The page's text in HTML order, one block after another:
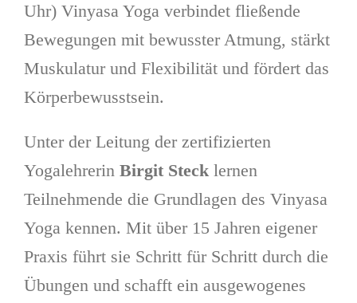
Uhr) Vinyasa Yoga verbindet fließende
Bewegungen mit bewusster Atmung, stärkt
Muskulatur und Flexibilität und fördert das
Körperbewusstsein.
Unter der Leitung der zertifizierten
Yogalehrerin Birgit Stecklernen
Teilnehmende die Grundlagen des Vinyasa
Yoga kennen. Mit über 15 Jahren eigener
Praxis führt sie Schritt für Schritt durch die
Übungen und schafft ein ausgewogenes